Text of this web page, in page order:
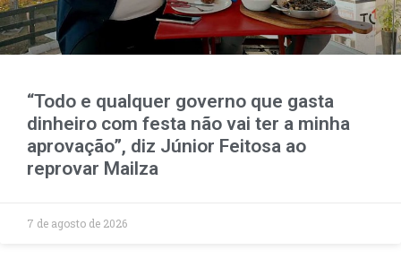
“Todo e qualquer governo que gasta
dinheiro com festa não vai ter a minha
aprovação”, diz Júnior Feitosa ao
reprovar Mailza
7 de agosto de 2026